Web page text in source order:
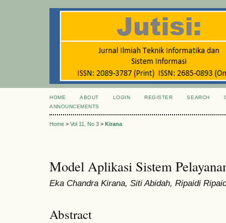
HOME ABOUT LOGIN REGISTER SEARCH
ANNOUNCEMENTS
Home > Vol 11, No 3 > Kirana
Model Aplikasi Sistem
Eka Chandra Kirana, Siti Abidah, Ripaidi
Abstract